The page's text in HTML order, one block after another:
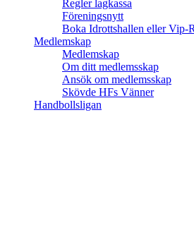
Regler lagkassa
Föreningsnytt
Boka Idrottshallen eller Vip-
Medlemskap
Medlemskap
Om ditt medlemsskap
Ansök om medlemsskap
Skövde HFs Vänner
Handbollsligan